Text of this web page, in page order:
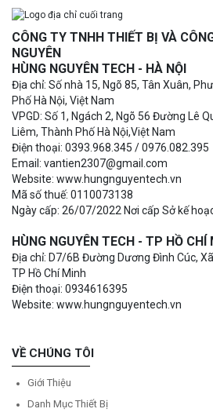
CÔNG TY TNHH THIẾT BỊ VÀ
NGUYÊN
HÙNG NGUYÊN TECH - HÀ NỘI
Địa chỉ: Số nhà 15, Ngõ 85, Tân Xuân,
Phố Hà Nội, Việt Nam
VPGD: Số 1, Ngách 2, Ngõ 56 Đường Lê
Liêm, Thành Phố Hà Nội,Việt Nam
Điện thoại: 0393.968.345 / 0976.082.395
Email: vantien2307@gmail.com
Website: www.hungnguyentech.vn
Mã số thuế: 0110073138
Ngày cấp: 26/07/2022 Nơi cấp Sở kế
HÙNG NGUYÊN TECH - TP HỒ CHÍ
Địa chỉ: D7/6B Đường Dương Đình Cúc,
TP Hồ Chí Minh
Điện thoại: 0934616395
Website: www.hungnguyentech.vn
VỀ CHÚNG TÔI
Giới Thiệu
Danh Mục Thiết Bị